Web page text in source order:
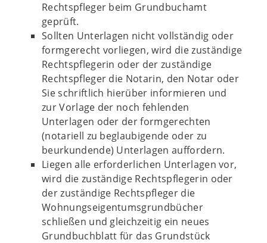
Rechtspfleger beim Grundbuchamt
geprüft.
Sollten Unterlagen nicht vollständig oder
formgerecht vorliegen, wird die zuständige
Rechtspflegerin oder der zuständige
Rechtspfleger die Notarin, den Notar oder
Sie schriftlich hierüber informieren und
zur Vorlage der noch fehlenden
Unterlagen oder der formgerechten
(notariell zu beglaubigende oder zu
beurkundende) Unterlagen auffordern.
Liegen alle erforderlichen Unterlagen vor,
wird die zuständige Rechtspflegerin oder
der zuständige Rechtspfleger die
Wohnungseigentumsgrundbücher
schließen und gleichzeitig ein neues
Grundbuchblatt für das Grundstück